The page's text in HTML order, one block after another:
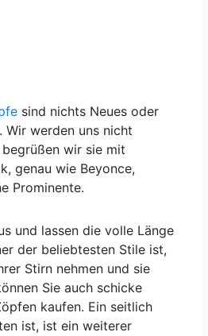
sind nichts Neues oder
Wir werden uns nicht
wir sie mit
genau wie Beyonce,
Prominente.
und lassen die volle Länge
der beliebtesten Stile ist,
Stirn nehmen und sie
Sie auch schicke
kaufen. Ein seitlich
ist, ist ein weiterer